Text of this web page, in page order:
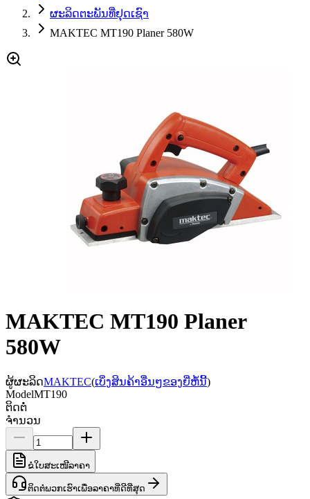
ຜະລິດຕະພັນທີ່ຢຸດເຊົາ
MAKTEC MT190 Planer 580W
MAKTEC MT190 Planer
580W
ຜູ້ຜະລິດMAKTEC(ເບິ່ງສິນຄ້າອື່ນໆຂອງຍີ່ຫໍ້ນີ້)
ModelMT190
ຕິດຕໍ່
ຈຳນວນ
ຂໍໃບສະເໜີລາຄາ
ຕິດຕໍ່ພວກເຮົາເພື່ອລາຄາທີ່ດີທີ່ສຸດ